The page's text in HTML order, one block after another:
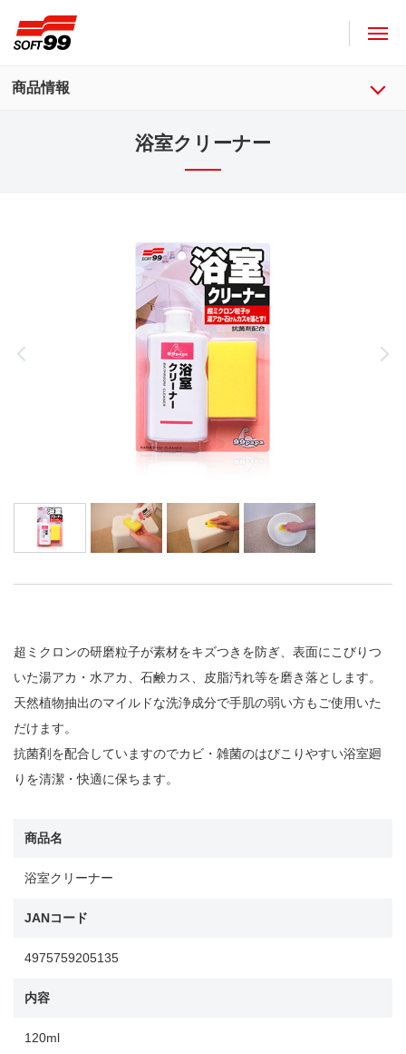
商品情報
浴室クリーナー
超ミクロンの研磨粒子が素材をキズつきを防ぎ、表面にこびりつ
いた湯アカ・水アカ、石鹸カス、皮脂汚れ等を磨き落とします。
天然植物抽出のマイルドな洗浄成分で手肌の弱い方もご使用いた
だけます。
抗菌剤を配合していますのでカビ・雑菌のはびこりやすい浴室廻
りを清潔・快適に保ちます。
商品名
浴室クリーナー
JANコード
4975759205135
内容
120ml